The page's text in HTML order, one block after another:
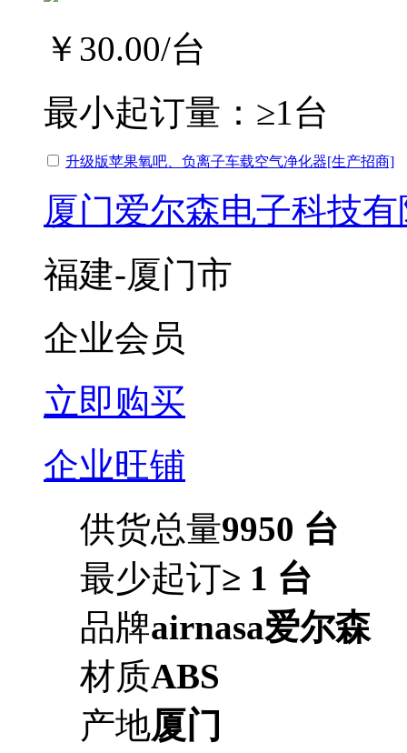
￥30.00/台
最小起订量： ≥1台
升级版苹果氧吧、负离子车载空气净化器[生产招商]
厦门爱尔森电子科技
福建-厦门市
企业会员
立即购买
企业旺铺
供货总量9950 台
最少起订≥ 1 台
品牌airnasa爱尔森
材质ABS
产地厦门